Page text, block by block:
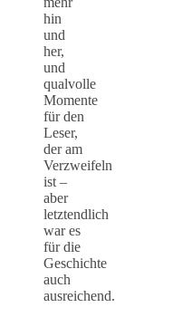
hin
und
her,
und
qualvolle
Momente
für den
Leser,
der am
Verzweifeln
ist –
aber
letztendlich
war es
für die
Geschichte
auch
ausreichend.